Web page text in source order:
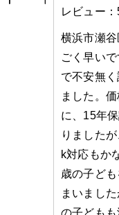
レビュー：
横浜市瀬
ごく早い
で不安無
ました。
に、15年
りました
k対応もか
歳の子ど
まいまし
の子ども